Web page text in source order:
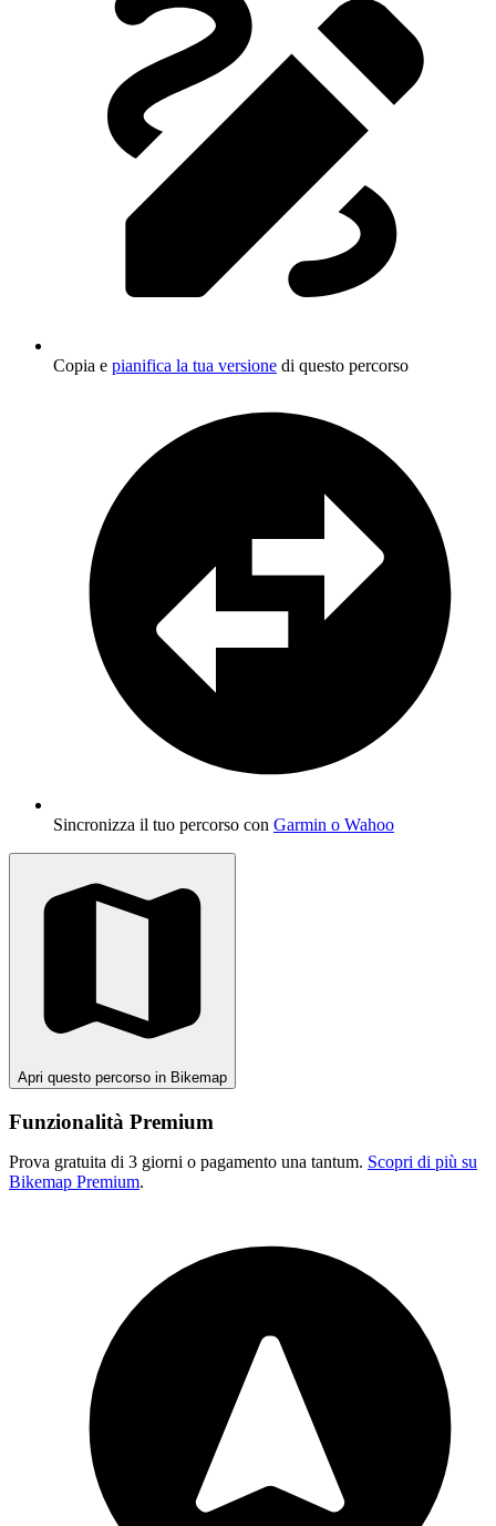
Copia e pianifica la tua versione di questo percorso
Sincronizza il tuo percorso con Garmin o Wahoo
Apri questo percorso in Bikemap
Funzionalità Premium
Prova gratuita di 3 giorni o pagamento una tantum. Scopri di più su
Bikemap Premium.